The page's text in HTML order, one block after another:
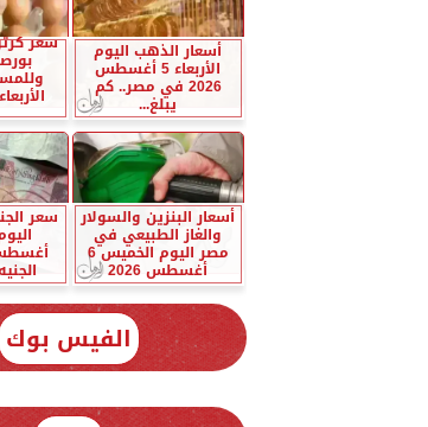
أسعار الذهب اليوم
الأربعاء 5 أغسطس
2026 في مصر.. كم
يبلغ...
سعر
أسعار البنزين والسولار
والغاز الطبيعي في
مصر اليوم الخميس 6
أغسطس 2026
سعر
الفيس بوك